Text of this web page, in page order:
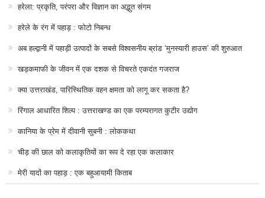
हरेला: प्रकृति, परंपरा और विज्ञान का अद्भुत संगम
हरेले के रंग में पहाड़ : फोटो निबन्ध
अब हल्द्वानी में पहाड़ी उत्पादों के सबसे विश्वसनीय ब्रांड ‘मुनस्यारी हाउस’ की शुरुआत
खड़कमाफी के जीवन में एक दशक से विचरते एकदंत गजराज
क्या उत्तराखंड, पारिस्थितिक वहन क्षमता को लागू कर सकता है?
रिंगाल आधारित शिल्प : उत्तराखण्ड का एक परम्परागत कुटीर उद्योग
कानिया के प्रेम में दीवानी सुबनी : लोककथा
चीड़ की छाल को कलाकृतियों का रूप दे रहा एक कलाकार
मेरी यादों का पहाड़ : एक बहुआयामी किताब